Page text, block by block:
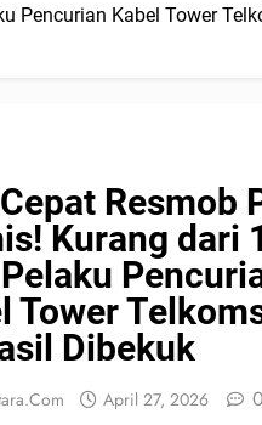
Pencurian Kabel Tower
Resmob
Kurang dari
Tower
Dibekuk
April 27, 2026 0